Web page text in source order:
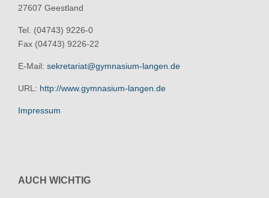
27607 Geestland
Tel. (04743) 9226-0
Fax (04743) 9226-22
E-Mail: sekretariat@gymnasium-langen.de
URL: http://www.gymnasium-langen.de
Impressum
AUCH WICHTIG